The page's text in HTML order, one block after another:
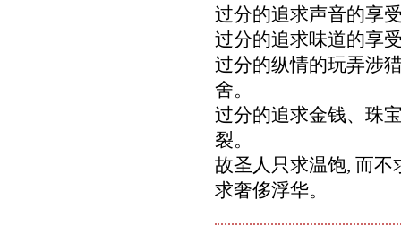
过分的追求声音的享
过分的追求味道的享
过分的纵情的玩弄涉
舍。
过分的追求金钱、珠
裂。
故圣人只求温饱, 而不
求奢侈浮华。